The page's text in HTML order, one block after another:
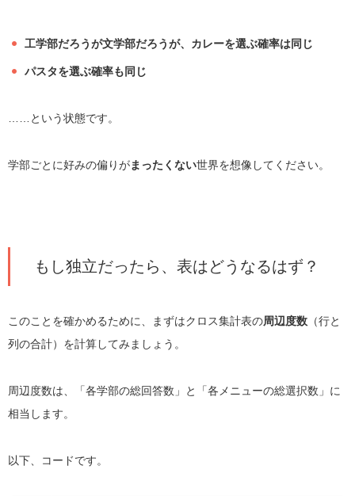
工学部だろうが文学部だろうが、カレーを選ぶ確率は同じ
パスタを選ぶ確率も同じ
……という状態です。
学部ごとに好みの偏りがまったくない世界を想像してください。
もし独立だったら、表はどうなるはず？
このことを確かめるために、まずはクロス集計表の周辺度数 （行と
列の合計）を計算してみましょう。
周辺度数は、「各学部の総回答数」と「各メニューの総選択数」に
相当します。
以下、コードです。